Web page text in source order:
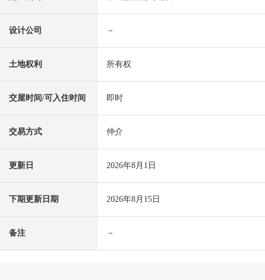
设计公司 －
土地权利 所有权
交屋时间/可入住时间 即时
交易方式 仲介
更新日 2026年8月1日
下期更新日期 2026年8月15日
备注 －